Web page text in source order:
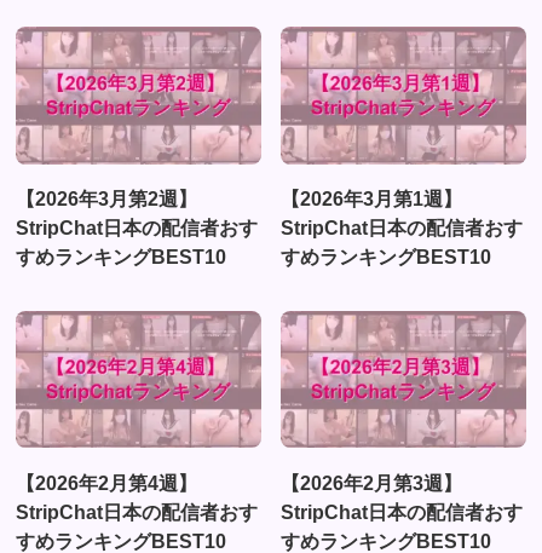
【2026年3月第2週】
StripChat日本の配信者おす
すめランキングBEST10
【2026年3月第1週】
StripChat日本の配信者おす
すめランキングBEST10
【2026年2月第4週】
StripChat日本の配信者おす
すめランキングBEST10
【2026年2月第3週】
StripChat日本の配信者おす
すめランキングBEST10